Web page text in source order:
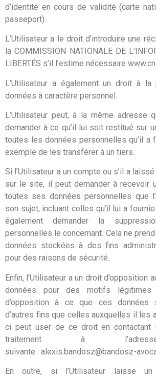
d’identité en cours de validité (carte
passeport).
L’Utilisateur a le droit d’introduire une
la COMMISSION NATIONALE DE
LIBERTÉS s’il l’estime nécessaire
L’Utilisateur a également un droit à
données à caractère personnel.
L’Utilisateur peut, à la même adresse
demander à ce qu’il lui soit restitué sur
toutes les données personnelles qu’il a
exemple de les transférer à un tiers.
Si l’Utilisateur a un compte ou s’il a
sur le site, il peut demander à recevoir
toutes ses données personnelles que
son sujet, incluant celles qu’il lui a
également demander la
personnelles le concernant. Cela ne
données stockées à des fins
pour des raisons de sécurité.
Enfin, l’Utilisateur a un droit d’opposition
données pour des motifs légitimes
d’opposition à ce que ces données
d’autres fins que celles auxquelles il les
ci peut user de ce droit en contactant
traitement à
suivante : alexis.bandosz@bandosz-
En outre, si l’Utilisateur laisse un